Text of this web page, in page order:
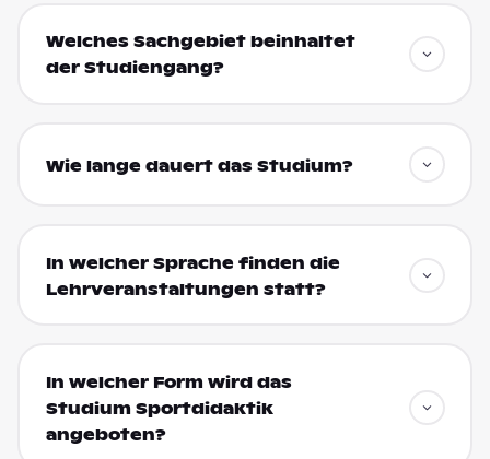
Welches Sachgebiet beinhaltet
der Studiengang?
Wie lange dauert das Studium?
In welcher Sprache finden die
Lehrveranstaltungen statt?
In welcher Form wird das
Studium Sportdidaktik
angeboten?